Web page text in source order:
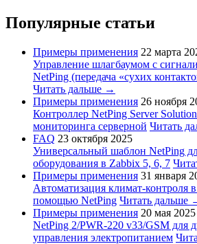
Популярные статьи
Примеры применения 22 марта
Управление шлагбаумом с
NetPing (передача «сухих
Читать дальше →
Примеры применения 26 ноября
Контроллер NetPing Server
мониторинга серверной Читать
FAQ 23 октября 2025
Универсальный шаблон NetPing
оборудования в Zabbix 5, 6, 7
Примеры применения 31 января
Автоматизация климат-контроля
помощью NetPing Читать дальше
Примеры применения 20 мая 2025
NetPing 2/PWR-220 v33/GSM для
управления электропитанием